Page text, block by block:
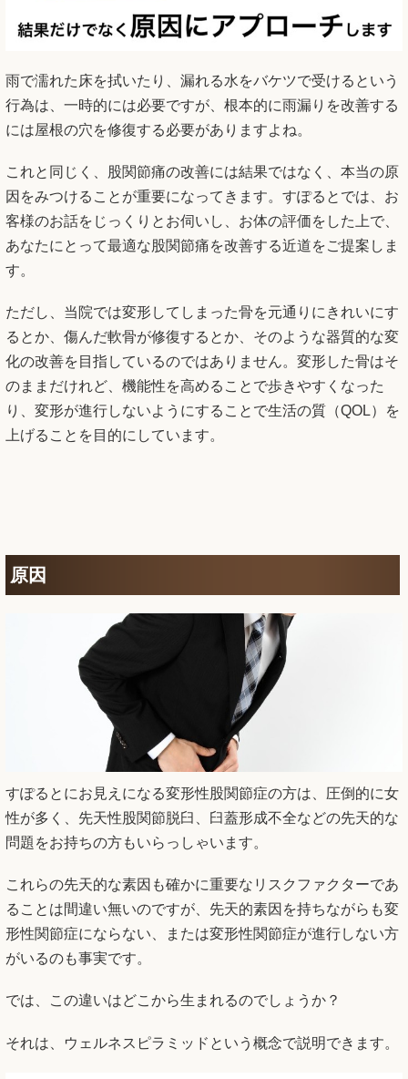
雨で濡れた床を拭いたり、漏れる水をバケツで受けるという
行為は、一時的には必要ですが、根本的に雨漏りを改善する
には屋根の穴を修復する必要がありますよね。
これと同じく、股関節痛の改善には結果ではなく、本当の原
因をみつけることが重要になってきます。すぽるとでは、お
客様のお話をじっくりとお伺いし、お体の評価をした上で、
あなたにとって最適な股関節痛を改善する近道をご提案しま
す。
ただし、当院では変形してしまった骨を元通りにきれいにす
るとか、傷んだ軟骨が修復するとか、そのような器質的な変
化の改善を目指しているのではありません。変形した骨はそ
のままだけれど、機能性を高めることで歩きやすくなった
り、変形が進行しないようにすることで生活の質（QOL）を
上げることを目的にしています。
原因
すぽるとにお見えになる変形性股関節症の方は、圧倒的に女
性が多く、先天性股関節脱臼、臼蓋形成不全などの先天的な
問題をお持ちの方もいらっしゃいます。
これらの先天的な素因も確かに重要なリスクファクターであ
ることは間違い無いのですが、先天的素因を持ちながらも変
形性関節症にならない、または変形性関節症が進行しない方
がいるのも事実です。
では、この違いはどこから生まれるのでしょうか？
それは、ウェルネスピラミッドという概念で説明できます。